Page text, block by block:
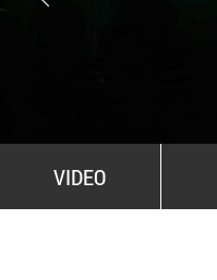
VIDEO